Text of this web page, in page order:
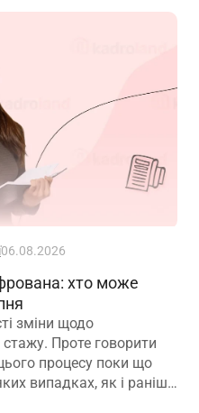
06.08.2026
хто може
зміни щодо
Проте говорити
процесу поки що
випадках, як і раніше,